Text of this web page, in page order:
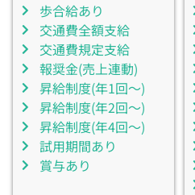
歩合給あり
交通費全額支給
交通費規定支給
報奨金(売上連動)
昇給制度(年1回～)
昇給制度(年2回～)
昇給制度(年4回～)
試用期間あり
賞与あり